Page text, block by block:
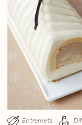
Entremets